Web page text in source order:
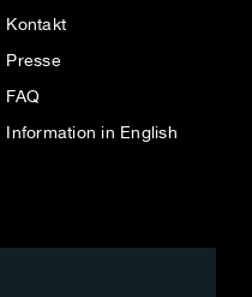
Kontakt
Presse
FAQ
Information in English